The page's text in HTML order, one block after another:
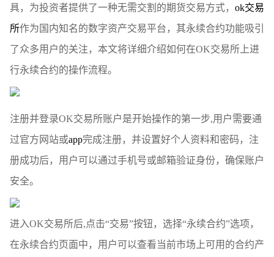
具，为投资者提供了一种无需交割的期货交易方式， ok交易
所作为国内知名的数字资产交易平台，其永续合约功能吸引
了众多用户的关注，本文将详细介绍如何在OK交易所上进
行永续合约的操作流程。
注册并登录OK交易所账户是开始操作的第一步,用户需要通
过官方网站或app完成注册，并设置好个人资料和密码，注
册成功后，用户可以通过手机号或邮箱验证身份，确保账户
安全。
进入OK交易所后,点击“交易”按钮，选择“永续合约”选项，
在永续合约页面中，用户可以查看当前市场上可用的合约产